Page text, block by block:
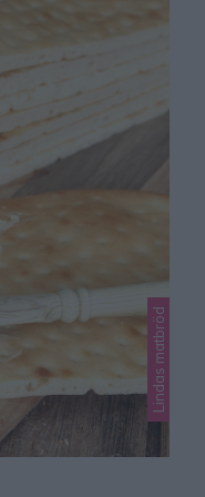
Lindas matbröd